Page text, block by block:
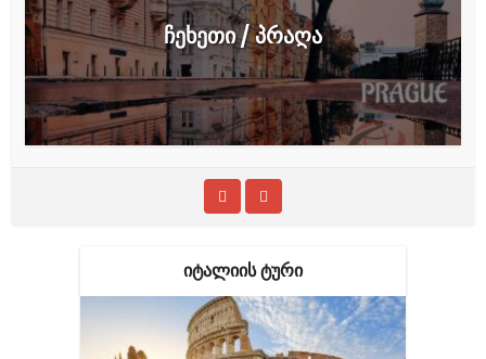
ჩეხეთი / პრაღა
ᲘᲢᲐᲚᲘᲘᲡ ᲢᲣᲠᲘ